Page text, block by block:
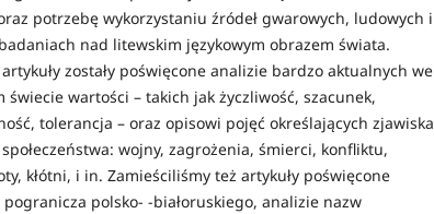
potrzebę wykorzystaniu źródeł gwarowych, ludowych i
nad litewskim językowym obrazem świata.
zostały poświęcone analizie bardzo aktualnych we
świecie wartości – takich jak życzliwość, szacunek,
tolerancja – oraz opisowi pojęć określających zjawiska
wojny, zagrożenia, śmierci, konfliktu,
kłótni, i in. Zamieściliśmy też artykuły poświęcone
polsko- -białoruskiego, analizie nazw